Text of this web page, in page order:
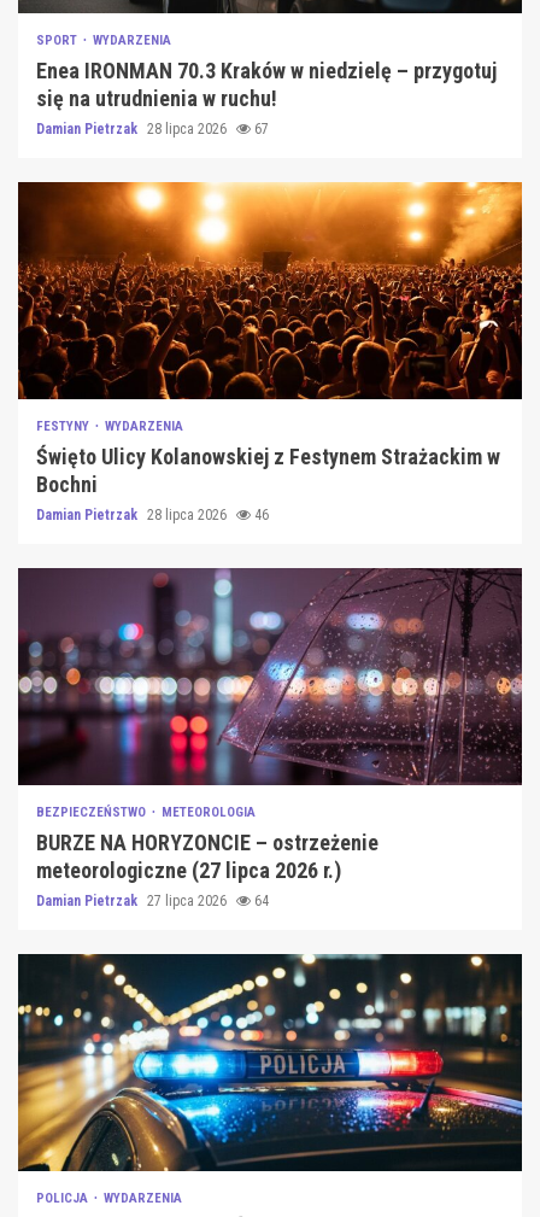
SPORT WYDARZENIA
Enea IRONMAN 70.3 Kraków w niedzielę – przygotuj
się na utrudnienia w ruchu!
Damian Pietrzak 28 lipca 2026 67
FESTYNY WYDARZENIA
Święto Ulicy Kolanowskiej z Festynem Strażackim w
Bochni
Damian Pietrzak 28 lipca 2026 46
BEZPIECZEŃSTWO METEOROLOGIA
BURZE NA HORYZONCIE – ostrzeżenie
meteorologiczne (27 lipca 2026 r.)
Damian Pietrzak 27 lipca 2026 64
POLICJA WYDARZENIA